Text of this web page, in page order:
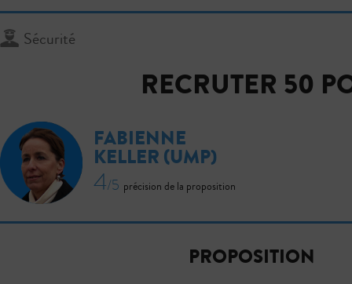
Sécurité
RECRUTER 50
FABIENNE
KELLER (UMP)
4/5 précision de la proposition
PROPOSITION